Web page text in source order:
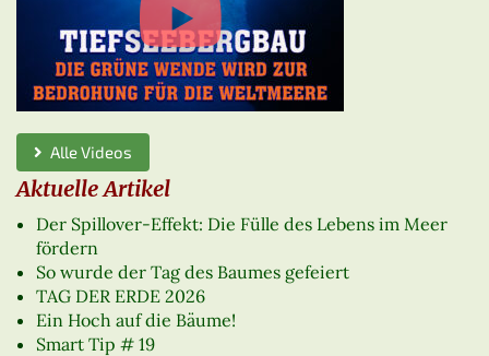
Alle Videos
Aktuelle Artikel
Der Spillover-Effekt: Die Fülle des Lebens im Meer
fördern
So wurde der Tag des Baumes gefeiert
TAG DER ERDE 2026
Ein Hoch auf die Bäume!
Smart Tip # 19